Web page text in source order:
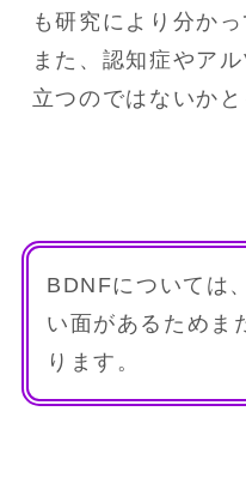
も研究により分か
また、認知症やア
立つのではないか
BDNFについては
い面があるためま
ります。